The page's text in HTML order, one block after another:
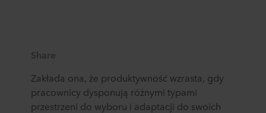
Share
Zakłada ona, że produktywność wzrasta, gdy
pracownicy dysponują różnymi typami
przestrzeni do wyboru i adaptacji do swoich